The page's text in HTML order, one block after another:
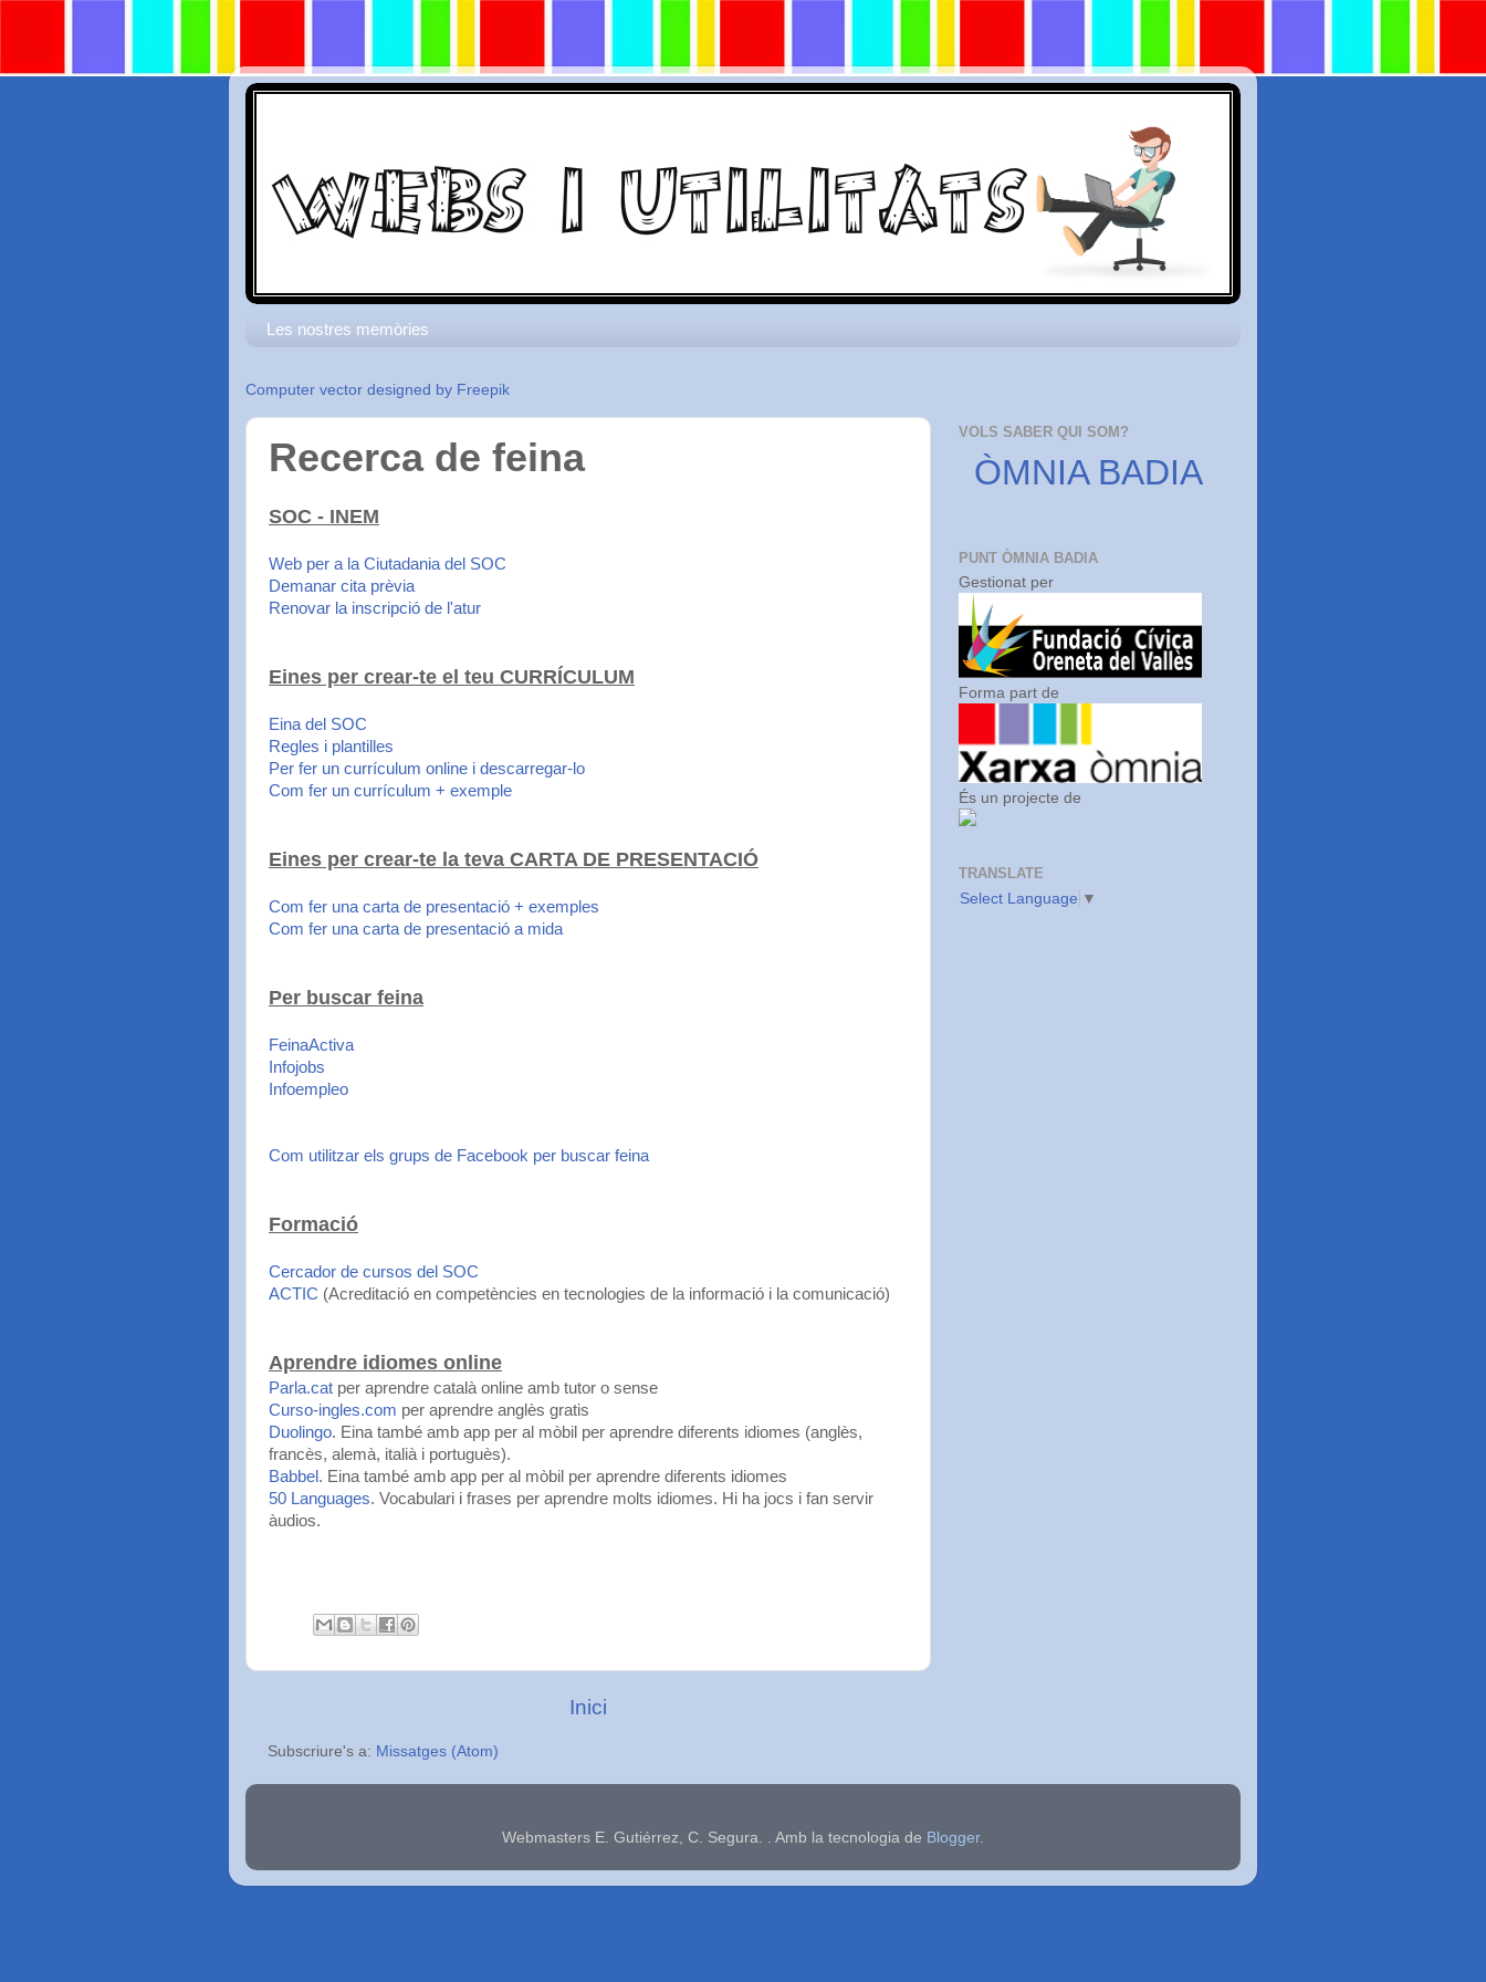
Les nostres memòries
Computer vector designed by Freepik
Recerca de feina
SOC - INEM
Web per a la Ciutadania del SOC
Demanar cita prèvia
Renovar la inscripció de l'atur
Eines per crear-te el teu CURRÍCULUM
Eina del SOC
Regles i plantilles
Per fer un currículum online i descarregar-lo
Com fer un currículum + exemple
Eines per crear-te la teva CARTA DE PRESENTACIÓ
Com fer una carta de presentació + exemples
Com fer una carta de presentació a mida
Per buscar feina
FeinaActiva
Infojobs
Infoempleo
Com utilitzar els grups de Facebook per buscar feina
Formació
Cercador de cursos del SOC
ACTIC (Acreditació en competències en tecnologies de la informació i la comunicació)
Aprendre idiomes online
Parla.cat per aprendre català online amb tutor o sense
Curso-ingles.com per aprendre anglès gratis
Duolingo. Eina també amb app per al mòbil per aprendre diferents idiomes (anglès,
francès, alemà, italià i portuguès).
Babbel . Eina també amb app per al mòbil per aprendre diferents idiomes
50 Languages. Vocabulari i frases per aprendre molts idiomes. Hi ha jocs i fan servir
àudios.
Inici
Subscriure's a: Missatges (Atom)
VOLS SABER QUI SOM?
ÒMNIA BADIA
PUNT ÒMNIA BADIA
Gestionat per
Forma part de
És un projecte de
TRANSLATE
Select Language ▼
Webmasters E. Gutiérrez, C. Segura. . Amb la tecnologia de Blogger.